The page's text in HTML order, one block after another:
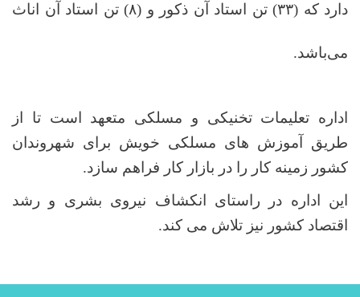
دارد که (۳۳) تن استاد آن ذکور و ( ۸) تن استاد آن اناث
می‌باشد.
اداره تعلیمات تخنیکی و مسلکی متعهد است تا از
طریق آموزش های مسلکی خویش برای شهروندان
کشور زمینه کار را در بازار کار فراهم سازد.
این اداره در راستای انکشاف نیروی بشری و رشد
اقتصاد کشور نیز تلاش می کند.